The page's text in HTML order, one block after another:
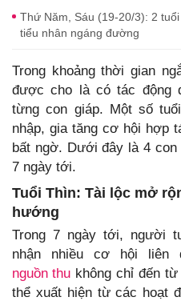
Thứ Năm, Sáu (19-20/3): 2
tiểu nhân ngáng đường
Trong khoảng thời gian
được cho là có tác động
từng con giáp. Một số
nhập, gia tăng cơ hội hợp
bất ngờ. Dưới đây là 4
7 ngày tới.
Tuổi Thìn: Tài lộc mở
hướng
Trong 7 ngày tới, người
nhận nhiều cơ hội liên
nguồn thu không chỉ đến
thể xuất hiện từ các hoạt